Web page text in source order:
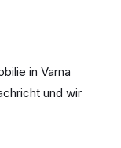
in Varna
und wir